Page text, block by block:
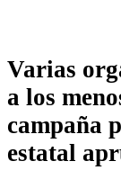
Varias
a los
campaña
estatal